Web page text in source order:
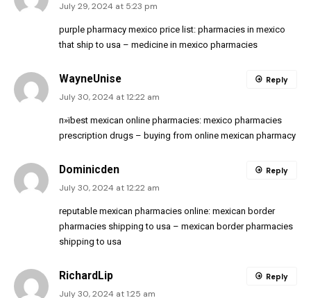
July 29, 2024 at 5:23 pm
purple pharmacy mexico price list: pharmacies in mexico
that ship to usa – medicine in mexico pharmacies
WayneUnise
July 30, 2024 at 12:22 am
п»їbest mexican online pharmacies: mexico pharmacies
prescription drugs – buying from online mexican pharmacy
Reply
Dominicden
July 30, 2024 at 12:22 am
reputable mexican pharmacies online: mexican border
pharmacies shipping to usa – mexican border pharmacies
shipping to usa
Reply
RichardLip
July 30, 2024 at 1:25 am
Reply